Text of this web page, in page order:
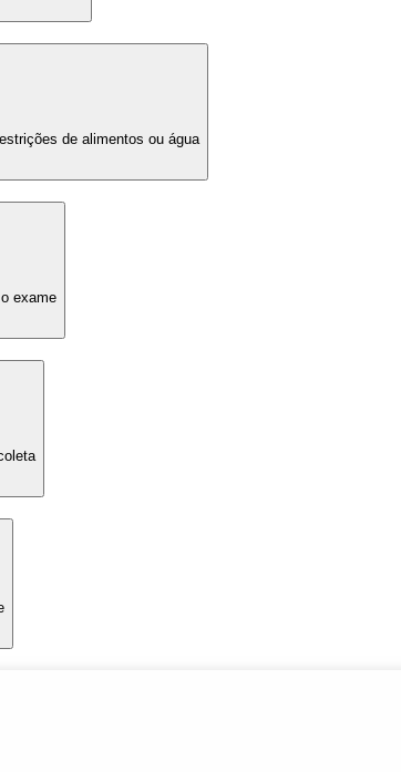
de alimentos ou água
exame